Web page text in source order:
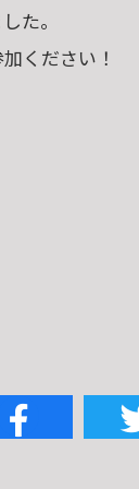
た。
ください！